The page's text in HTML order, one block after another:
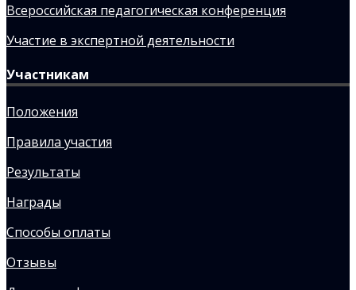
Всероссийская педагогическая конференция
Участие в экспертной деятельности
Участникам
Положения
Правила участия
Результаты
Награды
Способы оплаты
Отзывы